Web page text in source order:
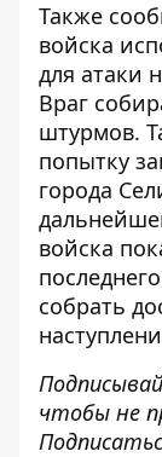
Также
войска
для атаки
Враг
штурмов.
попытку
города
войска
собрать
чтобы не